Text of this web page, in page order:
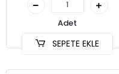
Adet
SEPETE EKLE